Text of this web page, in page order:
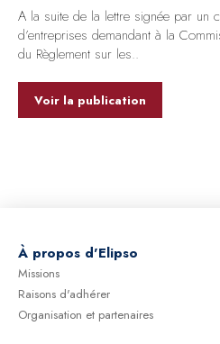
A la suite de la lettre signée par un
d’entreprises demandant à la
du Règlement sur les..
Voir la publication
À propos d'Elipso
Missions
Raisons d'adhérer
Organisation et partenaires